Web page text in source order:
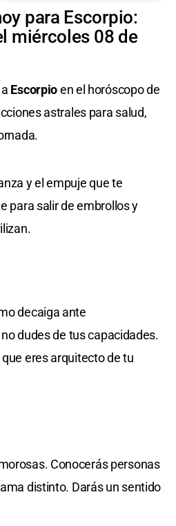
para Escorpio:
miércoles 08 de
Escorpioen el horóscopo de
astrales para salud,
y el empuje que te
para salir de embrollos y
decaiga ante
dudes de tus capacidades.
eres arquitecto de tu
Conocerás personas
distinto. Darás un sentido